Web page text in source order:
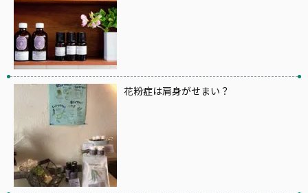
花粉症は肩身がせまい？